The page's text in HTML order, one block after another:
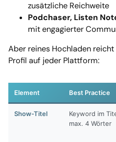
zusätzliche Reichweite
Podchaser, Listen
mit engagierter
Aber reines Hochladen
Profil auf jeder Plattform:
Element Best Practice
Show-Titel
Keyword im
max. 4 Wörter